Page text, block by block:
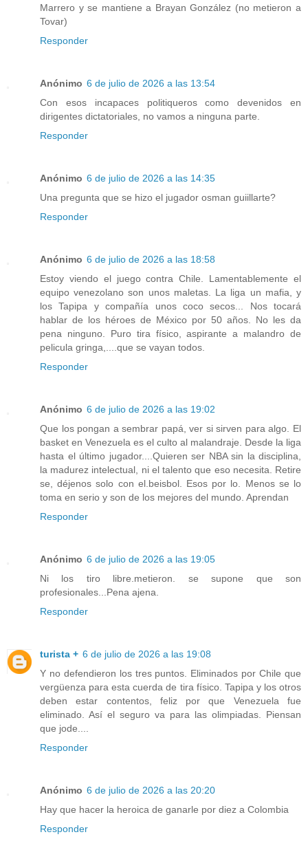
Marrero y se mantiene a Brayan González (no metieron a
Tovar)
Responder
Anónimo 6 de julio de 2026 a las 13:54
Con esos incapaces politiqueros como devenidos en
dirigentes dictatoriales, no vamos a ninguna parte.
Responder
Anónimo 6 de julio de 2026 a las 14:35
Una pregunta que se hizo el jugador osman guiillarte?
Responder
Anónimo 6 de julio de 2026 a las 18:58
Estoy viendo el juego contra Chile. Lamentablemente el
equipo venezolano son unos maletas. La liga un mafia, y
los Tapipa y compañía unos coco secos... Nos tocará
hablar de los héroes de México por 50 años. No les da
pena ninguno. Puro tira físico, aspirante a malandro de
pelicula gringa,....que se vayan todos.
Responder
Anónimo 6 de julio de 2026 a las 19:02
Que los pongan a sembrar papá, ver si sirven para algo. El
basket en Venezuela es el culto al malandraje. Desde la liga
hasta el último jugador....Quieren ser NBA sin la disciplina,
la madurez intelectual, ni el talento que eso necesita. Retire
se, déjenos solo con el.beisbol. Esos por lo. Menos se lo
toma en serio y son de los mejores del mundo. Aprendan
Responder
Anónimo 6 de julio de 2026 a las 19:05
Ni los tiro libre.metieron. se supone que son
profesionales...Pena ajena.
Responder
turista + 6 de julio de 2026 a las 19:08
Y no defendieron los tres puntos. Eliminados por Chile que
vergüenza para esta cuerda de tira físico. Tapipa y los otros
deben estar contentos, feliz por que Venezuela fue
eliminado. Así el seguro va para las olimpiadas. Piensan
que jode....
Responder
Anónimo 6 de julio de 2026 a las 20:20
Hay que hacer la heroica de ganarle por diez a Colombia
Responder